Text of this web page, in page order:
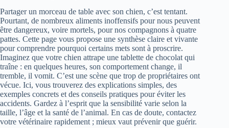
Partager un morceau de table avec son chien, c’est tentant.
Pourtant, de nombreux aliments inoffensifs pour nous peuvent
être dangereux, voire mortels, pour nos compagnons à quatre
pattes. Cette page vous propose une synthèse claire et vivante
pour comprendre pourquoi certains mets sont à proscrire.
Imaginez que votre chien attrape une tablette de chocolat qui
traîne : en quelques heures, son comportement change, il
tremble, il vomit. C’est une scène que trop de propriétaires ont
vécue. Ici, vous trouverez des explications simples, des
exemples concrets et des conseils pratiques pour éviter les
accidents. Gardez à l’esprit que la sensibilité varie selon la
taille, l’âge et la santé de l’animal. En cas de doute, contactez
votre vétérinaire rapidement ; mieux vaut prévenir que guérir.